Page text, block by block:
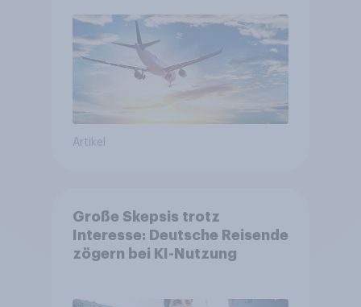
Artikel
Große Skepsis trotz
Interesse: Deutsche Reisende
zögern bei KI-Nutzung